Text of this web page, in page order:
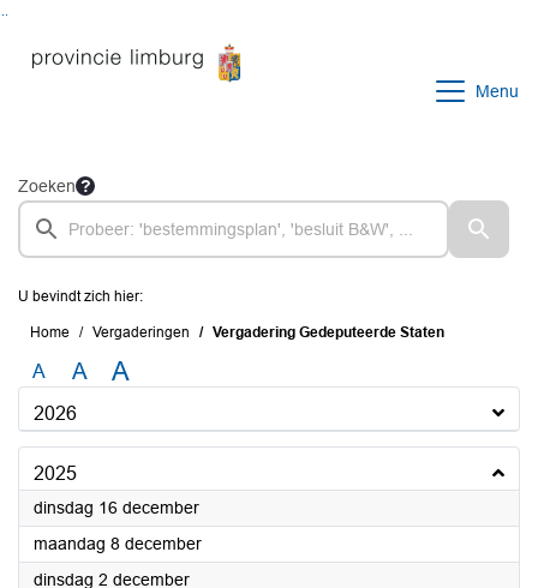
Menu
Zoeken
U bevindt zich hier:
Home Vergaderingen Vergadering Gedeputeerde Staten
A A A
2026
2025
dinsdag 16 december2025
maandag 8 december2025
dinsdag 2 december2025